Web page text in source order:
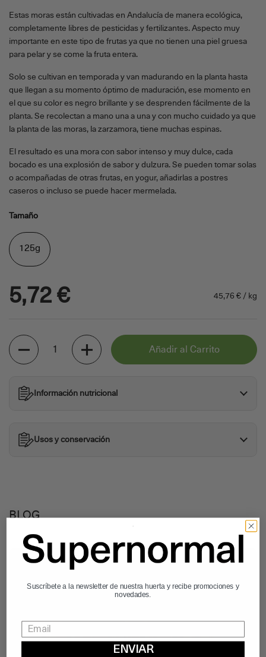
Estas moras están cultivadas en Andalucía de manera ecológica,
completamente libres de pesticidas y fertilizantes. Aspecto muy
importante en este tipo de frutas ya que no tienen una piel gruesa
para pelar y se come la fruta entera.
Solo se cultivan en temporada y van madurando en la planta hasta
que llegan a su momento óptimo de maduración, ese momento en
el que su color es negro brillante y se desprenden fácilmente de la
planta. Se recolectan a mano una a una y con mucho cuidado ya que
la planta de las moras, la zarzamora, tiene muchas espinas.
El resultado es una mora con sabor intenso y muy dulce, cada
bocado es una explosión de sabor y dulzura. Se pueden tomar solas
o acompañadas de otras frutas, en yogur, añadirlas a postres
caseros o incluso se puede hacer mermelada.
Tamaño
125g
5,72 € 45,76 € / kg
Cantidad
Añadir al Carrito
Información nutricional
Usos y conservación
BLOG
Suscríbete a la newsletter de nuestra huerta y recibe promociones y
novedades.
ENVIAR